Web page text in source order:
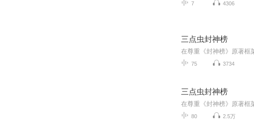
7 4306
三点虫封神榜
75 3734
三点虫封神榜
80 2.5万